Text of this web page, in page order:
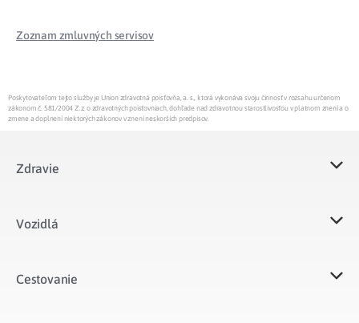
Zoznam zmluvných servisov
Poskytovateľom tejto služby je Union zdravotná poisťovňa, a. s., ktorá vykonáva svoju činnosť v rozsahu určenom
zákonom č. 581/2004 Z.z. o zdravotných poisťovniach, dohľade nad zdravotnou starostlivosťou v platnom znení a o
zmene a doplnení niektorých zákonov v znení neskorších predpisov.
Zdravie
Vozidlá​
Cestovanie